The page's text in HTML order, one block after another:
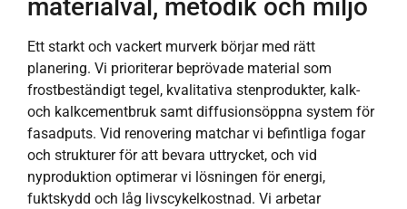
materialval, metodik och miljö
Ett starkt och vackert murverk börjar med rätt
planering. Vi prioriterar beprövade material som
frostbeständigt tegel, kvalitativa stenprodukter, kalk-
och kalkcementbruk samt diffusionsöppna system för
fasadputs. Vid renovering matchar vi befintliga fogar
och strukturer för att bevara uttrycket, och vid
nyproduktion optimerar vi lösningen för energi,
fuktskydd och låg livscykelkostnad. Vi arbetar